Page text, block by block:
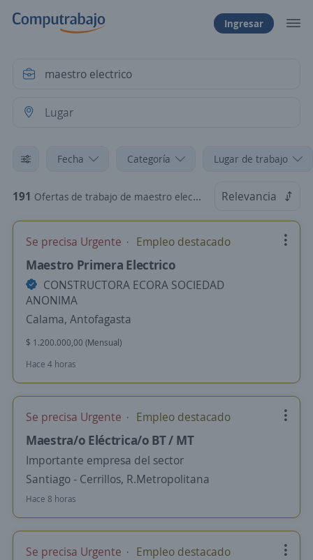
Ingresar
Fecha Categoría Lugar de trabajo
191 Ofertas de trabajo de maestro electrico en Chile Relevancia
Se precisa Urgente Empleo destacado
Maestro Primera Electrico
CONSTRUCTORA ECORA SOCIEDAD
ANONIMA
Calama, Antofagasta
$ 1.200.000,00 (Mensual)
Hace 4 horas
Se precisa Urgente Empleo destacado
Maestra/o Eléctrica/o BT / MT
Importante empresa del sector
Santiago - Cerrillos, R.Metropolitana
Hace 8 horas
Se precisa Urgente Empleo destacado